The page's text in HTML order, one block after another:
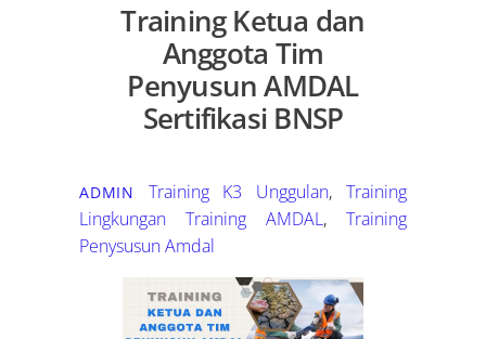
Training Ketua dan
Anggota Tim
Penyusun AMDAL
Sertifikasi BNSP
ADMIN Training K3 Unggulan, Training
Lingkungan
Training AMDAL, Training
Penysusun Amdal